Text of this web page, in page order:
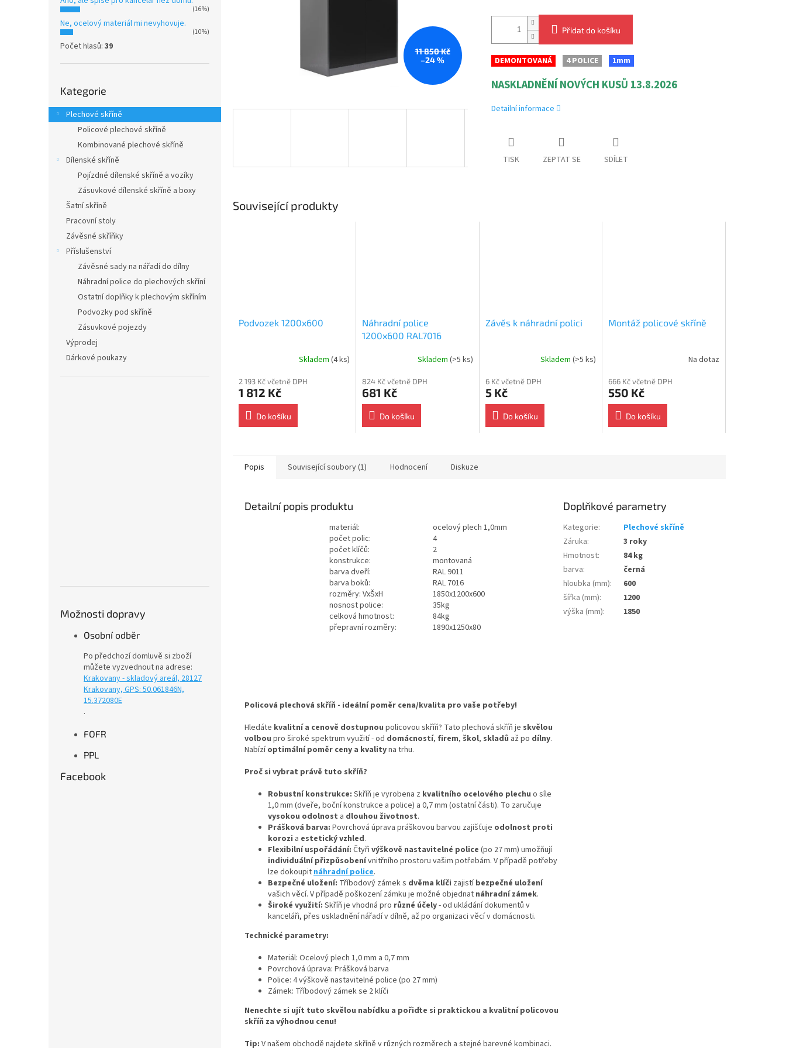
(16%)
Ne, ocelový materiál mi nevyhovuje.
(10%)
Počet hlasů: 39
kategorie
Kategorie
Plechové skříně
Policové plechové skříně
Kombinované plechové skříně
Dílenské skříně
Pojízdné dílenské skříně a vozíky
Zásuvkové dílenské skříně a boxy
Šatní skříně
Pracovní stoly
Závěsné skříňky
Příslušenství
Závěsné sady na nářadí do dílny
Náhradní police do plechových skříní
Ostatní doplňky k plechovým skříním
Podvozky pod skříně
Zásuvkové pojezdy
Výprodej
Dárkové poukazy
Možnosti dopravy
Osobní odběr
Po předchozí domluvě si zboží
můžete vyzvednout na adrese:
Krakovany - skladový areál, 28127
Krakovany, GPS: 50.061846N,
15.372080E
.
FOFR
PPL
Facebook
11 850 Kč
–24 %
Přidat do košíku
DEMONTOVANÁ 4 POLICE 1mm
NASKLADNĚNÍ NOVÝCH KUSŮ 13.8.2026
Detailní informace
TISK ZEPTAT SE SDÍLET
Související produkty
Podvozek 1200x600
Skladem (4 ks)
2 193 Kč včetně DPH
1 812 Kč
Do košíku
Náhradní police
1200x600 RAL7016
Skladem (>5 ks)
824 Kč včetně DPH
681 Kč
Do košíku
Závěs k náhradní polici
produktu
je
5.0
5
Skladem(>5 ks)
6 Kč včetně DPH
5 Kč
Do košíku
Montáž policové skříně
Na dotaz
666 Kč včetně DPH
550 Kč
Do košíku
Popis Související soubory (1) Hodnocení Diskuze
Detailní popis produktu
materiál:
ocelový plech 1,0mm
počet polic:
4
počet klíčů:
2
konstrukce:
montovaná
barva dveří:
RAL 9011
barva boků:
RAL 7016
rozměry: VxŠxH
1850x1200x600
nosnost police:
35kg
celková hmotnost:
84kg
přepravní rozměry:
1890x1250x80
Policová plechová skříň - ideální poměr cena/kvalita pro vaše potřeby!
Hledáte kvalitní a cenově dostupnou policovou skříň? Tato plechová skříň je skvělou
volbou pro široké spektrum využití - od domácností, firem, škol, skladů až po dílny.
Nabízíoptimální poměr ceny a kvalityna trhu.
Proč si vybrat právě tuto skříň?
Robustní konstrukce: Skříň je vyrobena z kvalitního ocelového plechu o síle
1,0 mm (dveře, boční konstrukce a police) a 0,7 mm (ostatní části). To zaručuje
vysokou odolnost a dlouhou životnost.
Prášková barva: Povrchová úprava práškovou barvou zajišťuje odolnost proti
korozi a estetický vzhled.
Flexibilní uspořádání: Čtyři výškově nastavitelné police (po 27 mm) umožňují
individuální přizpůsobenívnitřního prostoru vašim potřebám. V případě potřeby
lze dokoupitnáhradní police.
Bezpečné uložení: Tříbodový zámek s dvěma klíči zajistíbezpečné uložení
vašich věcí. V případě poškození zámku je možné objednat náhradní zámek.
Široké využití: Skříň je vhodná pro různé účely- od ukládání dokumentů v
kanceláři, přes uskladnění nářadí v dílně, až po organizaci věcí v domácnosti.
Technické parametry:
Materiál: Ocelový plech 1,0 mm a 0,7 mm
Povrchová úprava: Prášková barva
Police: 4 výškově nastavitelné police (po 27 mm)
Zámek: Tříbodový zámek se 2 klíči
Nenechte si ujít tuto skvělou nabídku a pořiďte si praktickou a kvalitní policovou
skříň za výhodnou cenu!
Tip: V našem obchodě najdete skříně v různých rozměrech a stejné barevné kombinaci.
Doplňkové parametry
Kategorie:
Plechové skříně
Záruka:
3 roky
Hmotnost:
84 kg
barva:
černá
hloubka (mm):
600
šířka (mm):
1200
výška (mm): 1850